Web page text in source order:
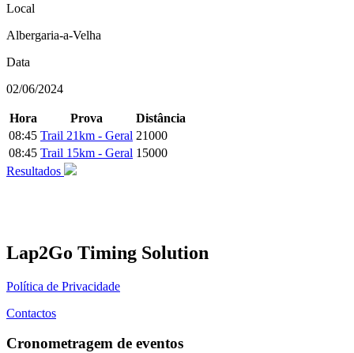
Local
Albergaria-a-Velha
Data
02/06/2024
Hora Prova
Distância
08:45 Trail 21km - Geral 21000
08:45 Trail 15km - Geral 15000
Resultados
Lap2Go Timing Solution
Política de Privacidade
Contactos
Cronometragem de eventos